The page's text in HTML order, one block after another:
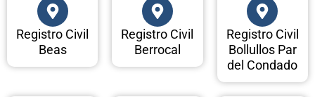
Registro Civil
Beas
Registro Civil
Berrocal
Registro Civil
Bollullos Par
del Condado